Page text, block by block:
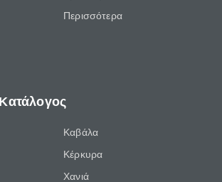
Περισσότερα
Καβάλα
Κέρκυρα
Χανιά